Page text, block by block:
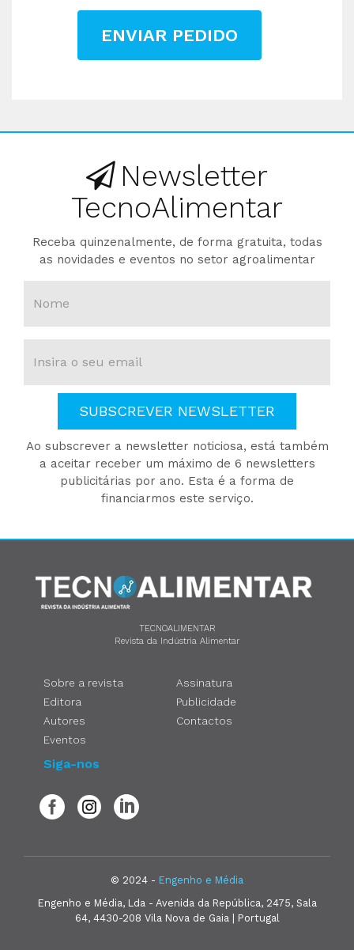
ENVIAR PEDIDO
Newsletter
TecnoAlimentar
Receba quinzenalmente, de forma gratuita, todas
as novidades e eventos no setor agroalimentar
SUBSCREVER NEWSLETTER
Ao subscrever a newsletter noticiosa, está também
a aceitar receber um máximo de 6 newsletters
publicitárias por ano. Esta é a forma de
financiarmos este serviço.
TECNOALIMENTAR
Revista da Indústria Alimentar
Sobre a revista
Editora
Autores
Eventos
Assinatura
Publicidade
Contactos
Siga-nos
© 2024 - Engenho e Média
Engenho e Média, Lda - Avenida da República, 2475, Sala
64, 4430-208 Vila Nova de Gaia | Portugal